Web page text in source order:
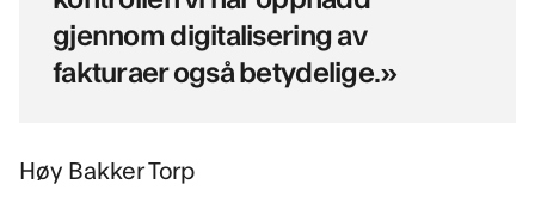
gjennom digitalisering av
fakturaer også betydelige.»
Høy Bakker Torp